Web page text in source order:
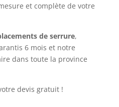
et complète de votre
de serrure,
6 mois et notre
dans toute la province
devis gratuit !